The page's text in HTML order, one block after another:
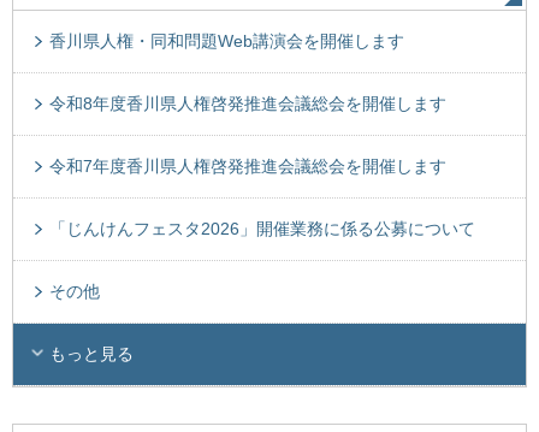
香川県人権・同和問題Web講演会を開催します
令和8年度香川県人権啓発推進会議総会を開催します
令和7年度香川県人権啓発推進会議総会を開催します
「じんけんフェスタ2026」開催業務に係る公募について
その他
もっと見る